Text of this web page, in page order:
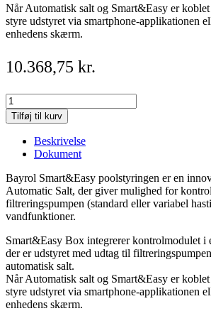
Når Automatisk salt og Smart&Easy er
styre udstyret via smartphone-applikationen
enhedens skærm.
10.368,75 kr.
Bayrol
Smart
&
Easy
poolkontrol
Bayrol
Salt
med
4
indbygget
i
kabinet
quantity
Tilføj til kurv
Beskrivelse
Dokument
Bayrol Smart&Easy poolstyringen er en
Automatic Salt, der giver mulighed for
filtreringspumpen (standard eller variabel
vandfunktioner.
Smart&Easy Box integrerer kontrolmodulet i
der er udstyret med udtag til
automatisk salt.
Når Automatisk salt og Smart&Easy er
styre udstyret via smartphone-applikationen
enhedens skærm.